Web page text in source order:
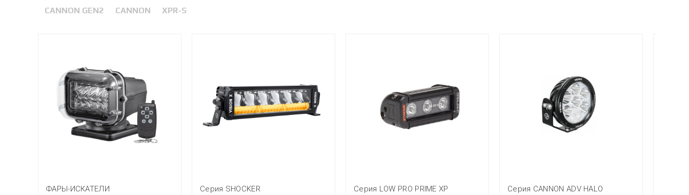
CANNON GEN2
CANNON XPR-S
ФАРЫ-ИСКАТЕЛИ Серия SHOCKER Серия LOW PRO PRIME XP Серия CANNON ADV HALO